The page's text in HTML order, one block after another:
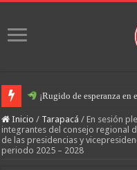
¡Rugido de esperanza
Inicio / Tarapacá / En sesión
integrantes del consejo regional
de las presidencias y
periodo 2025 – 2028